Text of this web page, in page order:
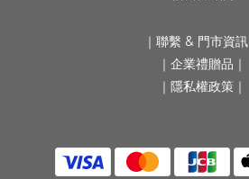
｜ 聯繫 & 門市資訊
｜ 企業禮贈品 ｜
｜隱私權政策｜